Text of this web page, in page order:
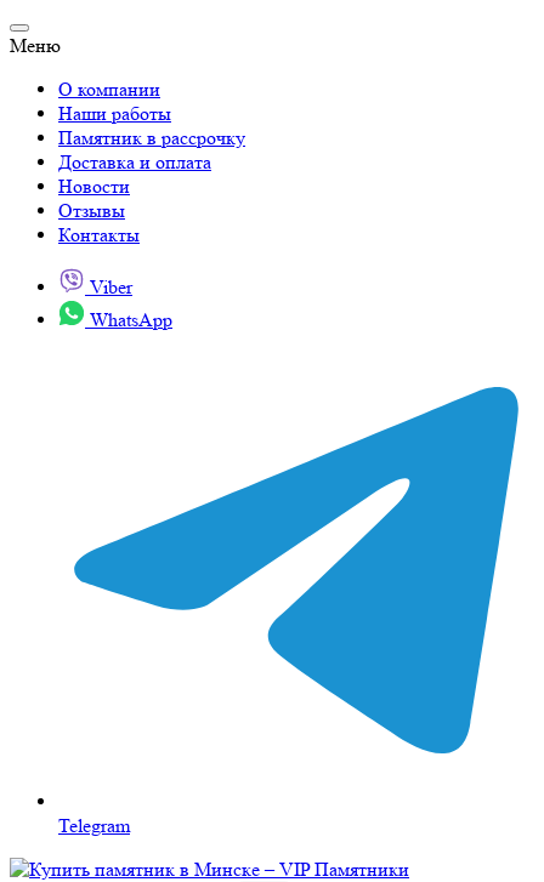
Меню
О компании
Наши работы
Памятник в рассрочку
Доставка и оплата
Новости
Отзывы
Контакты
Viber
WhatsApp
Telegram